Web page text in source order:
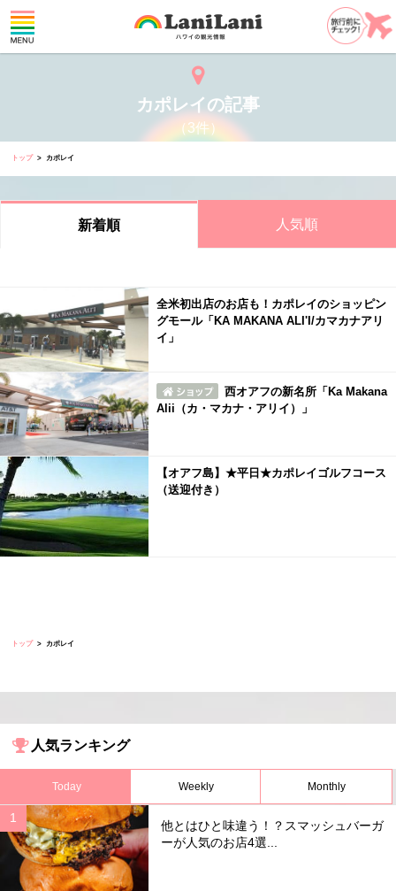
カポレイの記事
（3件）
トップ カポレイ
新着順 人気順
全米初出店のお店も！カポレイのショッピン
グモール「KA MAKANA ALI'I/カマカナアリ
イ」
西オアフの新名所「Ka Makana
Alii（カ・マカナ・アリイ）」
【オアフ島】★平日★カポレイゴルフコース
（送迎付き）
トップ カポレイ
人気ランキング
Today Weekly Monthly
他とはひと味違う！？スマッシュバーガ
ーが人気のお店4選...